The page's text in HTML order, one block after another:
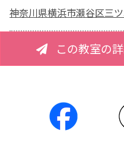
神奈川県横浜市瀬谷区三
この教室の